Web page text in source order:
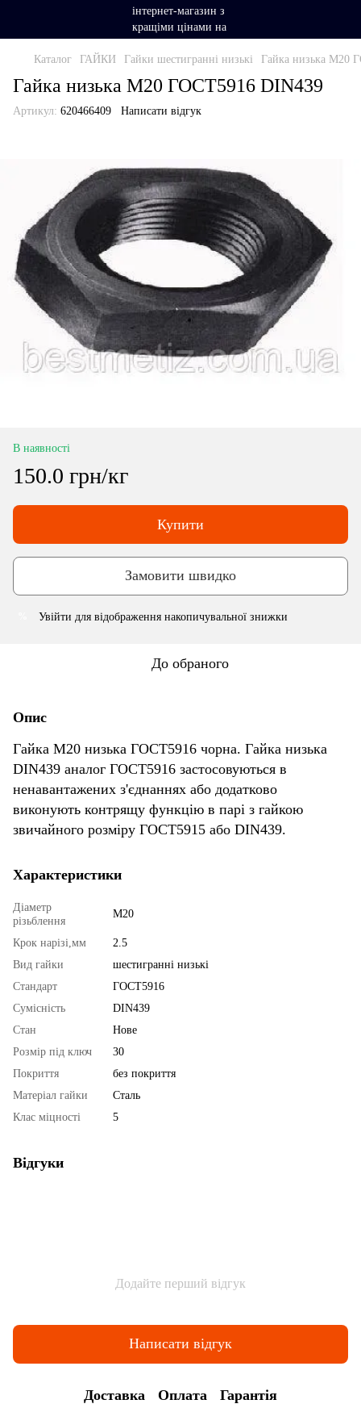
Каталог ГАЙКИ Гайки шестигранні низькі Гайка низька М20
Гайка низька М20 ГОСТ5916 DIN439
Артикул: 620466409 Написати відгук
В наявності
150.0 грн/кг
Купити
Замовити швидко
Увійти для відображення накопичувальної знижки
До обраного
Опис
Гайка М20 низька ГОСТ5916 чорна. Гайка низька
DIN439 аналог ГОСТ5916 застосовуються в
ненавантажених з'єднаннях або додатково
виконують контрящу функцію в парі з гайкою
звичайного розміру ГОСТ5915 або DIN439.
Характеристики
Діаметр
різьблення
М20
Крок нарізі,мм
2.5
Вид гайки
шестигранні низькі
Стандарт
ГОСТ5916
Сумісність
DIN439
Стан
Нове
Розмір під ключ
30
Покриття
без покриття
Матеріал гайки
Сталь
Клас міцності
5
Відгуки
Додайте перший відгук
Написати відгук
Доставка Оплата Гарантія